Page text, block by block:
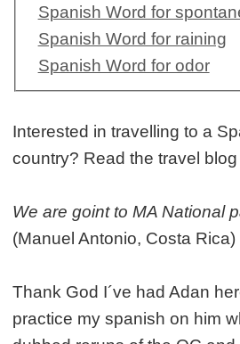
Spanish Word for
Spanish Word for raining
Spanish Word for odor
Interested in travelling to a
country? Read the travel
We are goint to MA National
(Manuel Antonio, Costa Rica)
Thank God I´ve had Adan
practice my spanish on him